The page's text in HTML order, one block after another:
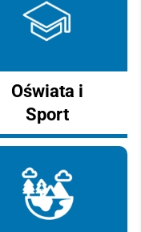
Oświata i
Sport